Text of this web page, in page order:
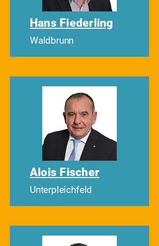
Hans Fiederling
Waldbrunn
Alois Fischer
Unterpleichfeld